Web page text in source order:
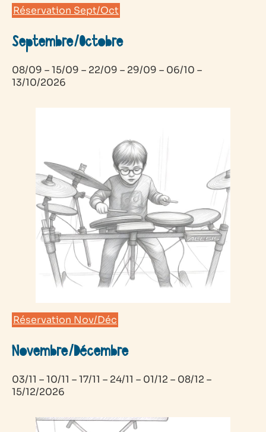
Réservation Sept/Oct
Septembre/Octobre
08/09 – 15/09 – 22/09 – 29/09 – 06/10 –
13/10/2026
Réservation Nov/Déc
Novembre/Décembre
03/11 – 10/11 – 17/11 – 24/11 – 01/12 – 08/12 –
15/12/2026